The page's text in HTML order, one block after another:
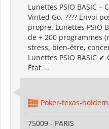
Lunettes PSIO BASIC –
Vinted Go. ???? Envoi
propre. Lunettes PSIO
de + 200 programmes
stress, bien-être,
Lunettes PSIO BASIC
État ...
Poker-texas-
75009 - PARIS